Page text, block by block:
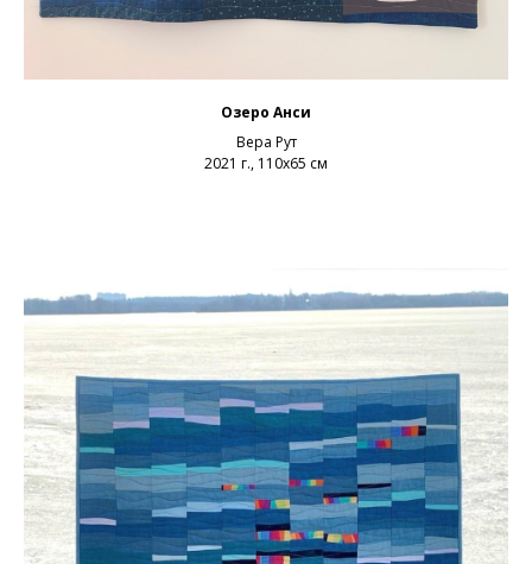
Озеро Анси
Вера Рут
2021 г., 110х65 см